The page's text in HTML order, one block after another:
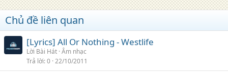
Chủ đề liên quan
[Lyrics] All Or Nothing - Westlife
Lời Bài Hát Âm nhạc
Trả lời 0 22/10/2011